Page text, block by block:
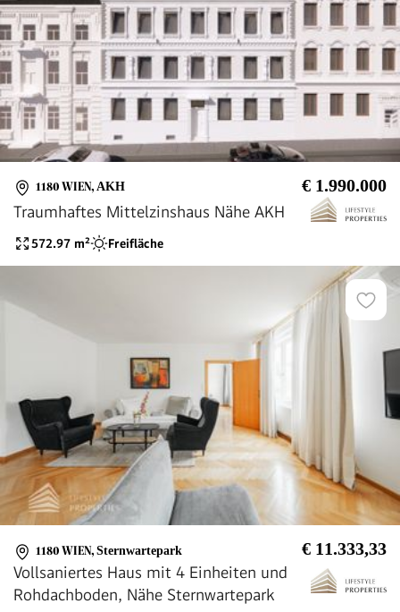
1180 WIEN, AKH € 1.990.000
Traumhaftes Mittelzinshaus Nähe AKH
572.97 m² Freifläche
1180 WIEN, Sternwartepark € 11.333,33
Vollsaniertes Haus mit 4 Einheiten und
Rohdachboden, Nähe Sternwartepark